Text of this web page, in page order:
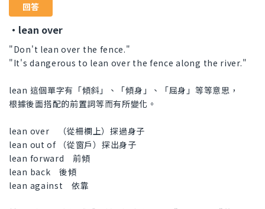
回答
・lean over
"Don't lean over the fence."
"It's dangerous to lean over the fence along the river."
lean 這個單字有「傾斜」、「傾身」、「屈身」等等意思，
根據後面搭配的前置詞等而有所變化。
lean over （從柵欄上）探過身子
lean out of （從窗戶）探出身子
lean forward 前傾
lean back 後傾
lean against 依靠